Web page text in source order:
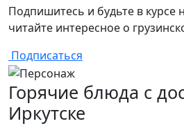
Подпишитесь и будьте в курсе
читайте интересное о
Подписаться
Горячие блюда с
Иркутске